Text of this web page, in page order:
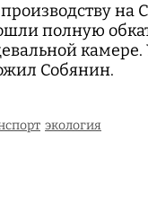
на
полную
Собянин.
экология